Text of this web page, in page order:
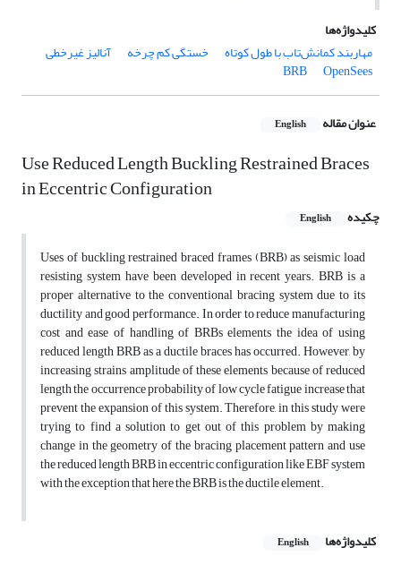
کلیدواژه‌ها
مهاربند کمانش‌تاب با طول کوتاه
خستگی کم چرخه آنالیز غیرخطی
BRB OpenSees
عنوان مقاله English
Use Reduced Length Buckling Restrained Braces
in Eccentric Configuration
چکیده English
Uses of buckling restrained braced frames (BRB) as seismic load
resisting system have been developed in recent years. BRB is a
proper alternative to the conventional bracing system due to its
ductility and good performance. In order to reduce manufacturing
cost and ease of handling of BRBs elements the idea of using
reduced length BRB as a ductile braces has occurred. However, by
increasing strains amplitude of these elements because of reduced
length the occurrence probability of low cycle fatigue increase that
prevent the expansion of this system. Therefore, in this study were
trying to find a solution to get out of this problem by making
change in the geometry of the bracing placement pattern and use
the reduced length BRB in eccentric configuration like EBF system
with the exception that here the BRB is the ductile element.
کلیدواژه‌ها English